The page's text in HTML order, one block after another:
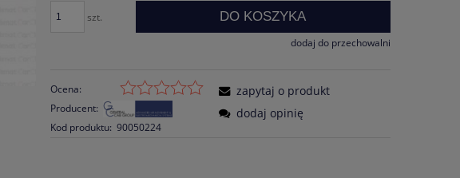
Jeżeli produkt jest sprzedawany krócej niż
szt. DO KOSZYKA
dodaj do przechowalni
Ocena:
Producent:
Kod produktu: 90050224
zapytaj o produkt
dodaj opinię